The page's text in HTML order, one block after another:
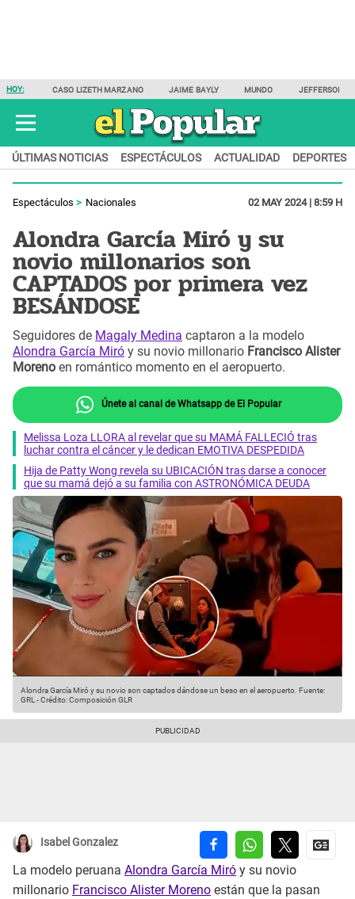
HOY: CASO LIZETH MARZANO JAIME BAYLY MUNDO JEFFERSON
ÚLTIMAS NOTICIAS ESPECTÁCULOS ACTUALIDAD DEPORTES
Espectáculos Nacionales 02 MAY 2024 | 8:59 H
Alondra García Miró y su
novio millonarios son
CAPTADOS por primera vez
BESÁNDOSE
Seguidores de Magaly Medina captaron a la modelo
Alondra García Miró y su novio millonario Francisco Alister
Moreno en romántico momento en el aeropuerto.
Únete al canal de Whatsapp de El Popular
Melissa Loza LLORA al revelar que su MAMÁ FALLECIÓ tras
luchar contra el cáncer y le dedican EMOTIVA DESPEDIDA
Hija de Patty Wong revela su UBICACIÓN tras darse a conocer
que su mamá dejó a su familia con ASTRONÓMICA DEUDA
Alondra García Miró y su novio son captados dándose un beso en el aeropuerto. Fuente:
GRL-Crédito: Composición GLR
Isabel Gonzalez
La modelo peruana Alondra García Miró y su novio
millonario Francisco Alister Moreno están que la pasan